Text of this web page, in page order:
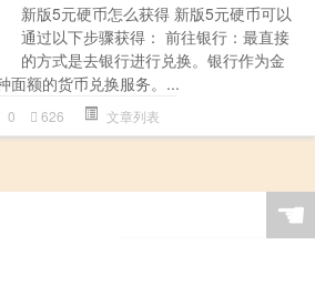
新版5元硬币怎么获得 新版5元硬币可以
通过以下步骤获得： 前往银行：最直接
的方式是去银行进行兑换。银行作为金
面额的货币兑换服务。...
0 626 文章列表
☚